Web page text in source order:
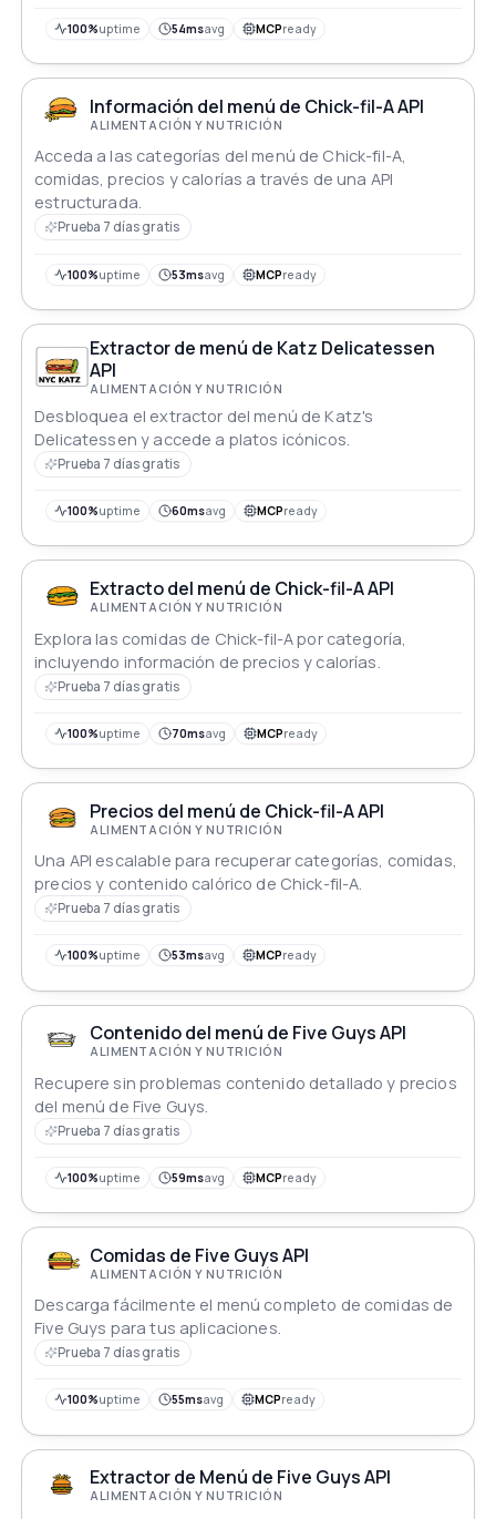
100%uptime 54msavg MCPready
Información del menú de Chick-fil-A API
ALIMENTACIÓN Y NUTRICIÓN
Acceda a las categorías del menú de Chick-fil-A,
comidas, precios y calorías a través de una API
estructurada.
Prueba 7 días gratis
100%uptime 53msavg MCPready
Extractor de menú de Katz Delicatessen
API
ALIMENTACIÓN Y NUTRICIÓN
Desbloquea el extractor del menú de Katz's
Delicatessen y accede a platos icónicos.
Prueba 7 días gratis
100%uptime 60msavg MCPready
Extracto del menú de Chick-fil-A API
ALIMENTACIÓN Y NUTRICIÓN
Explora las comidas de Chick-fil-A por categoría,
incluyendo información de precios y calorías.
Prueba 7 días gratis
100%uptime 70msavg MCPready
Precios del menú de Chick-fil-A API
ALIMENTACIÓN Y NUTRICIÓN
Una API escalable para recuperar categorías, comidas,
precios y contenido calórico de Chick-fil-A.
Prueba 7 días gratis
100%uptime 53msavg MCPready
Contenido del menú de Five Guys API
ALIMENTACIÓN Y NUTRICIÓN
Recupere sin problemas contenido detallado y precios
del menú de Five Guys.
Prueba 7 días gratis
100%uptime 59msavg MCPready
Comidas de Five Guys API
ALIMENTACIÓN Y NUTRICIÓN
Descarga fácilmente el menú completo de comidas de
Five Guys para tus aplicaciones.
Prueba 7 días gratis
100%uptime 55msavg MCPready
Extractor de Menú de Five Guys API
ALIMENTACIÓN Y NUTRICIÓN